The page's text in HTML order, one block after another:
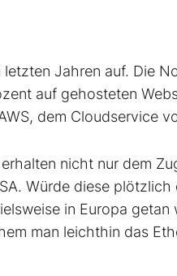
Jahren auf. Die
auf gehosteten
dem Cloudservice
nicht nur dem
Würde diese plötzlich
in Europa
man leichthin das